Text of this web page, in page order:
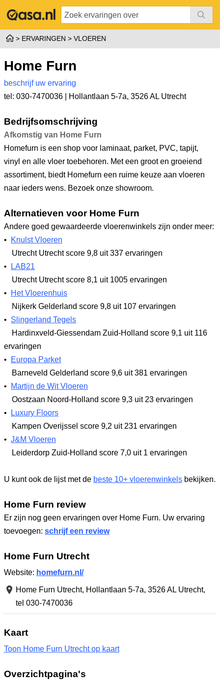
ERVARINGEN VLOEREN
Home Furn
beschrijf uw ervaring
tel: 030-7470036 |
Hollantlaan 5-7a, 3526 AL Utrecht
Bedrijfsomschrijving
Afkomstig van Home Furn
Homefurn is een shop voor laminaat, parket, PVC, tapijt,
vinyl en alle vloer toebehoren. Met een groot en groeiend
assortiment, biedt Homefurn een ruime keuze aan vloeren
naar ieders wens. Bezoek onze showroom.
Alternatieven voor Home Furn
Andere goed gewaardeerde vloerenwinkels zijn onder meer:
•
Knulst Vloeren
Utrecht Utrechtscore 9,8 uit 337 ervaringen
•
LAB21
Utrecht Utrechtscore 8,1 uit 1005 ervaringen
•
Het Vloerenhuis
Nijkerk Gelderland score 9,8 uit 107 ervaringen
• Slingerland Tegels
Hardinxveld-Giessendam Zuid-Holland score 9,1 uit 116
ervaringen
•
Europa Parket
Barneveld Gelderland score 9,6 uit 381 ervaringen
•
Martijn de Wit Vloeren
Oostzaan Noord-Holland score 9,3 uit 23 ervaringen
•
Luxury Floors
Kampen Overijssel score 9,2 uit 231 ervaringen
• J&M Vloeren
Leiderdorp Zuid-Holland score 7,0 uit 1 ervaringen
U kunt ook de lijst met de beste 10+ vloerenwinkels bekijken.
Home Furn review
Er zijn nog geen ervaringen over Home Furn. Uw ervaring
toevoegen: schrijf een review
Home Furn Utrecht
Website: homefurn.nl/
Home Furn Utrecht, Hollantlaan 5-7a, 3526 AL Utrecht,
tel 030-7470036
Kaart
Toon Home Furn Utrecht op kaart
Overzichtpagina's